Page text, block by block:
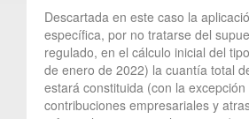
Descartada en este caso la
específica, por no tratarse del
regulado, en el cálculo inicial del
de enero de 2022) la cuantía total
estará constituida (con la excepción
contribuciones empresariales y